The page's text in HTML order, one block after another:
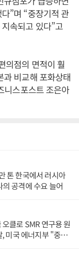
”며 “중장기적 관
속되고 있다”고
의점의 면적이 훨
과 비교해 포화상태
니스포스트 조은아
톤 한국에서 러시아
공격에 수요 늘어
클로 SMR 연구용 원
미국 에너지부 "중요